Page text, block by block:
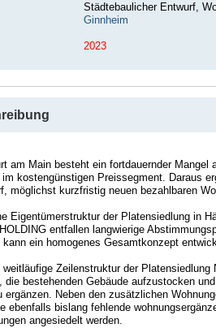
Städtebaulicher Entwurf,
Ginnheim
2023
am Main besteht ein fortdauernder Mangel
kostengünstigen Preissegment. Daraus
möglichst kurzfristig neuen bezahlbaren
Eigentümerstruktur der Platensiedlung in
entfallen langwierige
ein homogenes Gesamtkonzept
Zeilenstruktur der Platensiedlung
die bestehenden Gebäude aufzustocken
ergänzen. Neben den zusätzlichen
ebenfalls bislang fehlende
angesiedelt werden.